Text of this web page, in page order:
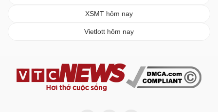
XSMT hôm nay
Vietlott hôm nay